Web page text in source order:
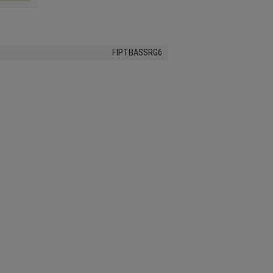
FIPTBASSRG6